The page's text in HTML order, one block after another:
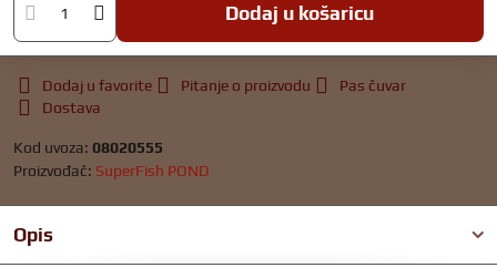
Dodaj u košaricu
Dodaj u favorite Pitanje o proizvodu
Pas čuvar
Dostava
Kod uvoza: 08020555
Proizvođač: SuperFish POND
Opis